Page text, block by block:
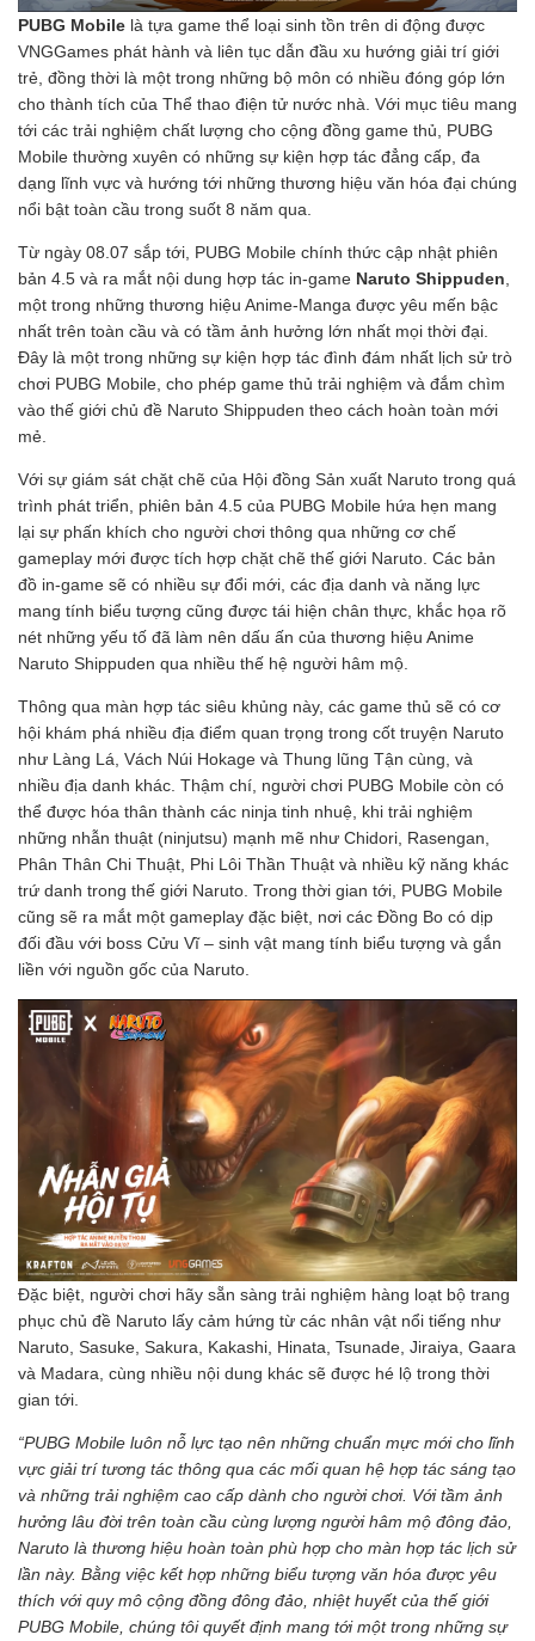
PUBG Mobile là tựa game thể loại sinh tồn trên di động được
VNGGames phát hành và liên tục dẫn đầu xu hướng giải trí giới
trẻ, đồng thời là một trong những bộ môn có nhiều đóng góp lớn
cho thành tích của Thể thao điện tử nước nhà. Với mục tiêu mang
tới các trải nghiệm chất lượng cho cộng đồng game thủ, PUBG
Mobile thường xuyên có những sự kiện hợp tác đẳng cấp, đa
dạng lĩnh vực và hướng tới những thương hiệu văn hóa đại chúng
nổi bật toàn cầu trong suốt 8 năm qua.
Từ ngày 08.07 sắp tới, PUBG Mobile chính thức cập nhật phiên
bản 4.5 và ra mắt nội dung hợp tác in-game Naruto Shippuden
một trong những thương hiệu Anime-Manga được yêu mến bậc
nhất trên toàn cầu và có tầm ảnh hưởng lớn nhất mọi thời đại.
Đây là một trong những sự kiện hợp tác đình đám nhất lịch sử trò
chơi PUBG Mobile, cho phép game thủ trải nghiệm và đắm chìm
vào thế giới chủ đề Naruto Shippuden theo cách hoàn toàn mới
mẻ.
Với sự giám sát chặt chẽ của Hội đồng Sản xuất Naruto trong quá
trình phát triển, phiên bản 4.5 của PUBG Mobile hứa hẹn mang
lại sự phấn khích cho người chơi thông qua những cơ chế
gameplay mới được tích hợp chặt chẽ thế giới Naruto. Các bản
đồ in-game sẽ có nhiều sự đổi mới, các địa danh và năng lực
mang tính biểu tượng cũng được tái hiện chân thực, khắc họa rõ
nét những yếu tố đã làm nên dấu ấn của thương hiệu Anime
Naruto Shippuden qua nhiều thế hệ người hâm mộ.
Thông qua màn hợp tác siêu khủng này, các game thủ sẽ có cơ
hội khám phá nhiều địa điểm quan trọng trong cốt truyện Naruto
như Làng Lá, Vách Núi Hokage và Thung lũng Tận cùng, và
nhiều địa danh khác. Thậm chí, người chơi PUBG Mobile còn có
thể được hóa thân thành các ninja tinh nhuệ, khi trải nghiệm
những nhẫn thuật (ninjutsu) mạnh mẽ như Chidori, Rasengan,
Phân Thân Chi Thuật, Phi Lôi Thần Thuật và nhiều kỹ năng khác
trứ danh trong thế giới Naruto. Trong thời gian tới, PUBG Mobile
cũng sẽ ra mắt một gameplay đặc biệt, nơi các Đồng Bo có dịp
đối đầu với boss Cửu Vĩ – sinh vật mang tính biểu tượng và gắn
liền với nguồn gốc của Naruto.
Đặc biệt, người chơi hãy sẵn sàng trải nghiệm hàng loạt bộ trang
phục chủ đề Naruto lấy cảm hứng từ các nhân vật nổi tiếng như
Naruto, Sasuke, Sakura, Kakashi, Hinata, Tsunade, Jiraiya, Gaara
và Madara, cùng nhiều nội dung khác sẽ được hé lộ trong thời
gian tới.
“PUBG Mobile luôn nỗ lực tạo nên những chuẩn mực mới cho lĩnh
vực giải trí tương tác thông qua các mối quan hệ hợp tác sáng tạo
và những trải nghiệm cao cấp dành cho người chơi. Với tầm ảnh
hưởng lâu đời trên toàn cầu cùng lượng người hâm mộ đông đảo,
Naruto là thương hiệu hoàn toàn phù hợp cho màn hợp tác lịch sử
lần này. Bằng việc kết hợp những biểu tượng văn hóa được yêu
thích với quy mô cộng đồng đông đảo, nhiệt huyết của thế giới
PUBG Mobile, chúng tôi quyết định mang tới một trong những sự